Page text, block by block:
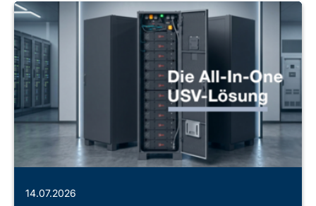
14.07.2026